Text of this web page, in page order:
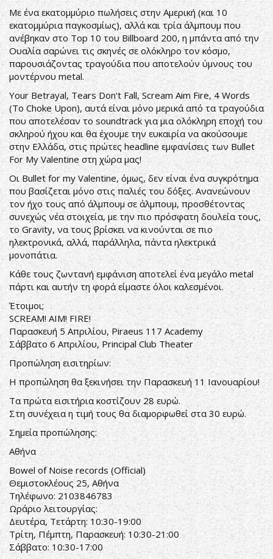
Με ένα εκατομμύριο πωλήσεις στην Αμερική (και 10
εκατομμύρια παγκοσμίως), αλλά και τρία άλμπουμ που
ανέβηκαν στο Top 10 του Billboard 200, η μπάντα από την
Ουαλία σαρώνει τις σκηνές σε ολόκληρο τον κόσμο,
παρουσιάζοντας τραγούδια που αποτελούν ύμνους του
μοντέρνου metal.
Your Betrayal, Tears Don't Fall, Scream Aim Fire, 4 Words
(To Choke Upon), αυτά είναι μόνο μερικά από τα τραγούδια
που αποτελέσαν το soundtrack για μια ολόκληρη εποχή του
σκληρού ήχου και θα έχουμε την ευκαιρία να ακούσουμε
στην Ελλάδα, στις πρώτες headline εμφανίσεις των Bullet
For My Valentine στη χώρα μας!
Οι Bullet for my Valentine, όμως, δεν είναι ένα συγκρότημα
που βασίζεται μόνο στις παλιές του δόξες. Ανανεώνουν
τον ήχο τους από άλμπουμ σε άλμπουμ, προσθέτοντας
συνεχώς νέα στοιχεία, με την πιο πρόσφατη δουλεία τους,
το Gravity, να τους βρίσκει να κινούνται σε πιο
ηλεκτρονικά, αλλά, παράλληλα, πάντα ηλεκτρικά
μονοπάτια.
Κάθε τους ζωντανή εμφάνιση αποτελεί ένα μεγάλο metal
πάρτι και αυτήν τη φορά είμαστε όλοι καλεσμένοι.
Έτοιμοι;
SCREAM! AIM! FIRE!
Παρασκευή 5 Απριλίου,Piraeus 117 Academy
Σάββατο 6 Απριλίου,Principal Club Theater
Προπώληση εισιτηρίων:
Η προπώληση θα ξεκινήσει την Παρασκευή 11 Ιανουαρίου!
Τα πρώτα εισιτήρια κοστίζουν 28 ευρώ.
Στη συνέχεια η τιμή τους θα διαμορφωθεί στα 30 ευρώ.
Σημεία προπώλησης:
Αθήνα
Bowel of Noise records (Official)
Θεμιστοκλέους 25, Αθήνα
Τηλέφωνο: 2103846783
Ωράριο λειτουργίας:
Δευτέρα, Τετάρτη: 10:30-19:00
Τρίτη, Πέμπτη, Παρασκευή: 10:30-21:00
Σάββατο: 10:30-17:00